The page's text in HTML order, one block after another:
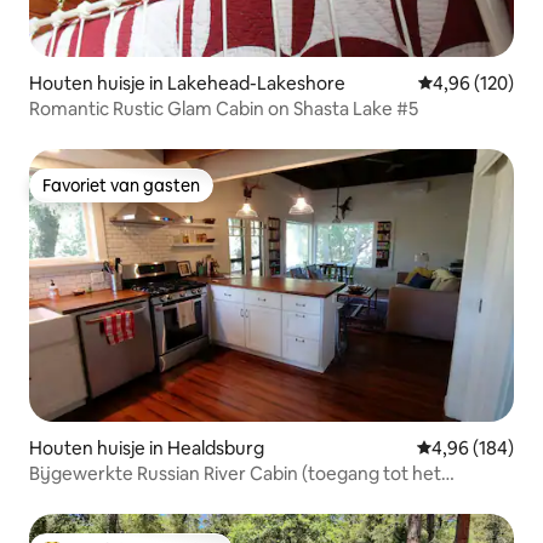
Houten huisje in Lakehead-Lakeshore Gemiddelde
4,96 (120)
Romantic Rustic Glam Cabin on Shasta Lake #5
Favoriet van gasten
Favoriet van gasten
Houten huisje in Healdsburg Gemiddelde
4,96 (184)
Bijgewerkte Russian River Cabin (toegang tot het